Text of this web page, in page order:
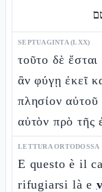
SEPTUAGINTA (LXX)
τοῦτο δὲ
ἂν φύγῃ ἐκεῖ
πλησίον
αὐτὸν πρὸ τῆς
LETTURA ORTODOSSA
E questo è il
rifugiarsi là e